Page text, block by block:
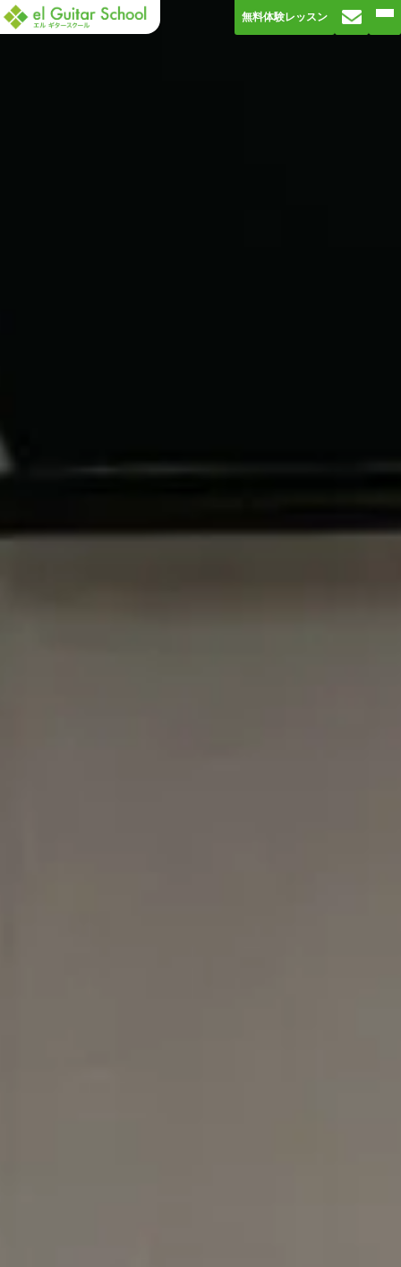
無料体験レッスン